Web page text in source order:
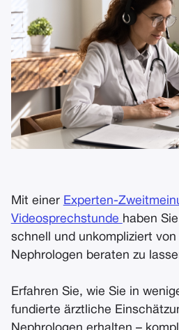
Mit einer Experten-
Videosprechstunde haben
schnell und unkompliziert
Nephrologen beraten zu
Erfahren Sie, wie Sie in
fundierte ärztliche